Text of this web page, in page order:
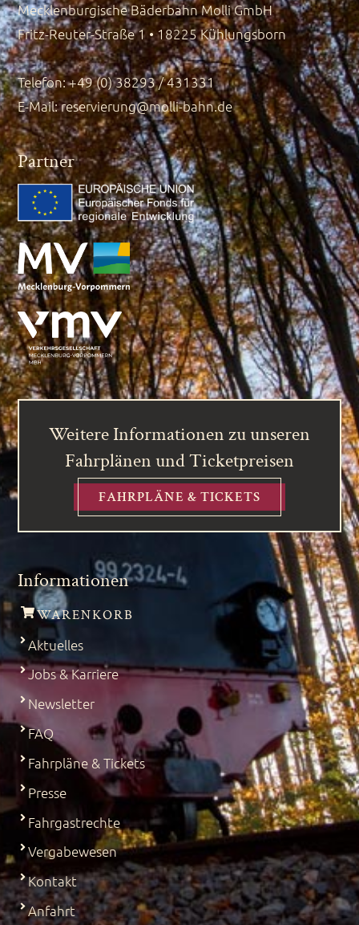
Mecklenburgische Bäderbahn Molli GmbH
Fritz-Reuter-Straße 1 • 18225 Kühlungsborn
Telefon: +49 (0) 38293 / 431331
E-Mail:reservierung@molli-bahn.de
Partner
Weitere Informationen zu unseren
Fahrplänen und Ticketpreisen
FAHRPLÄNE & TICKETS
Informationen
WARENKORB
Aktuelles
Jobs & Karriere
Newsletter
FAQ
Fahrpläne & Tickets
Presse
Fahrgastrechte
Vergabewesen
Kontakt
Anfahrt